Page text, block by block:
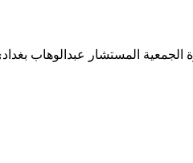
المستشار عبدالوهاب